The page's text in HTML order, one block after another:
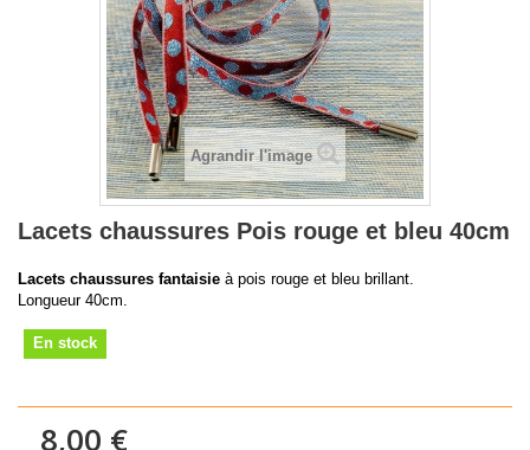
Agrandir l'image
Lacets chaussures Pois rouge et bleu 40cm
Lacets chaussures fantaisie à pois rouge et bleu brillant.
Longueur 40cm.
En stock
8,00 €